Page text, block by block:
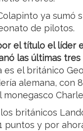
ya sumó
de pilotos.
el título el líder
las últimas
es el británico
alemana, con
británicos
puntos y por